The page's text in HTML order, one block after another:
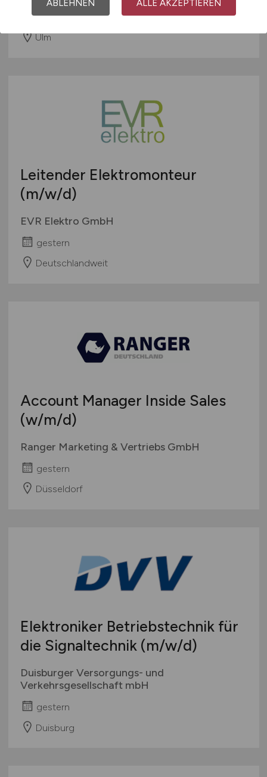
gestern
Ulm
Leitender Elektromonteur
(m/w/d)
EVR Elektro GmbH
gestern
Deutschlandweit
Account Manager Inside Sales
(w/m/d)
Ranger Marketing & Vertriebs GmbH
gestern
Düsseldorf
Elektroniker Betriebstechnik für
die Signaltechnik (m/w/d)
Duisburger Versorgungs- und
Verkehrsgesellschaft mbH
gestern
Duisburg
ABLEHNEN ALLE AKZEPTIEREN